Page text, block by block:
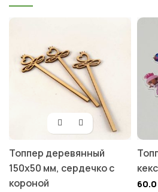
Топпер деревянный
150х50 мм, сердечко с
короной
60.0